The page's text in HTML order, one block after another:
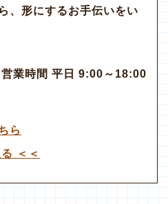
、形にするお手伝いをい
業時間 平日 9:00～18:00
ら
＜＜